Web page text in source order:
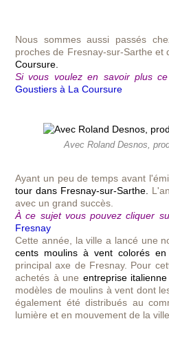
Nous sommes aussi passés
proches de Fresnay-sur-Sarthe et
Coursure.
Si vous voulez en savoir plus
Goustiers à La Coursure
Avec Roland Desnos,
Ayant un peu de temps avant
tour dans Fresnay-sur-Sarthe.
avec un grand succès.
À ce sujet vous pouvez cliquer
Fresnay
Cette année, la ville a lancé une
cents moulins à vent colorés en
principal axe de Fresnay. Pour
achetés à une entreprise italienne
modèles de moulins à vent dont
également été distribués au
lumière et en mouvement de la ville.